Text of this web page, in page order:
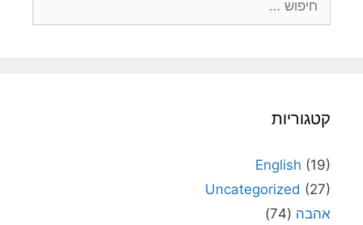
קטגוריות
English (19)
Uncategorized (27)
אהבה (74)